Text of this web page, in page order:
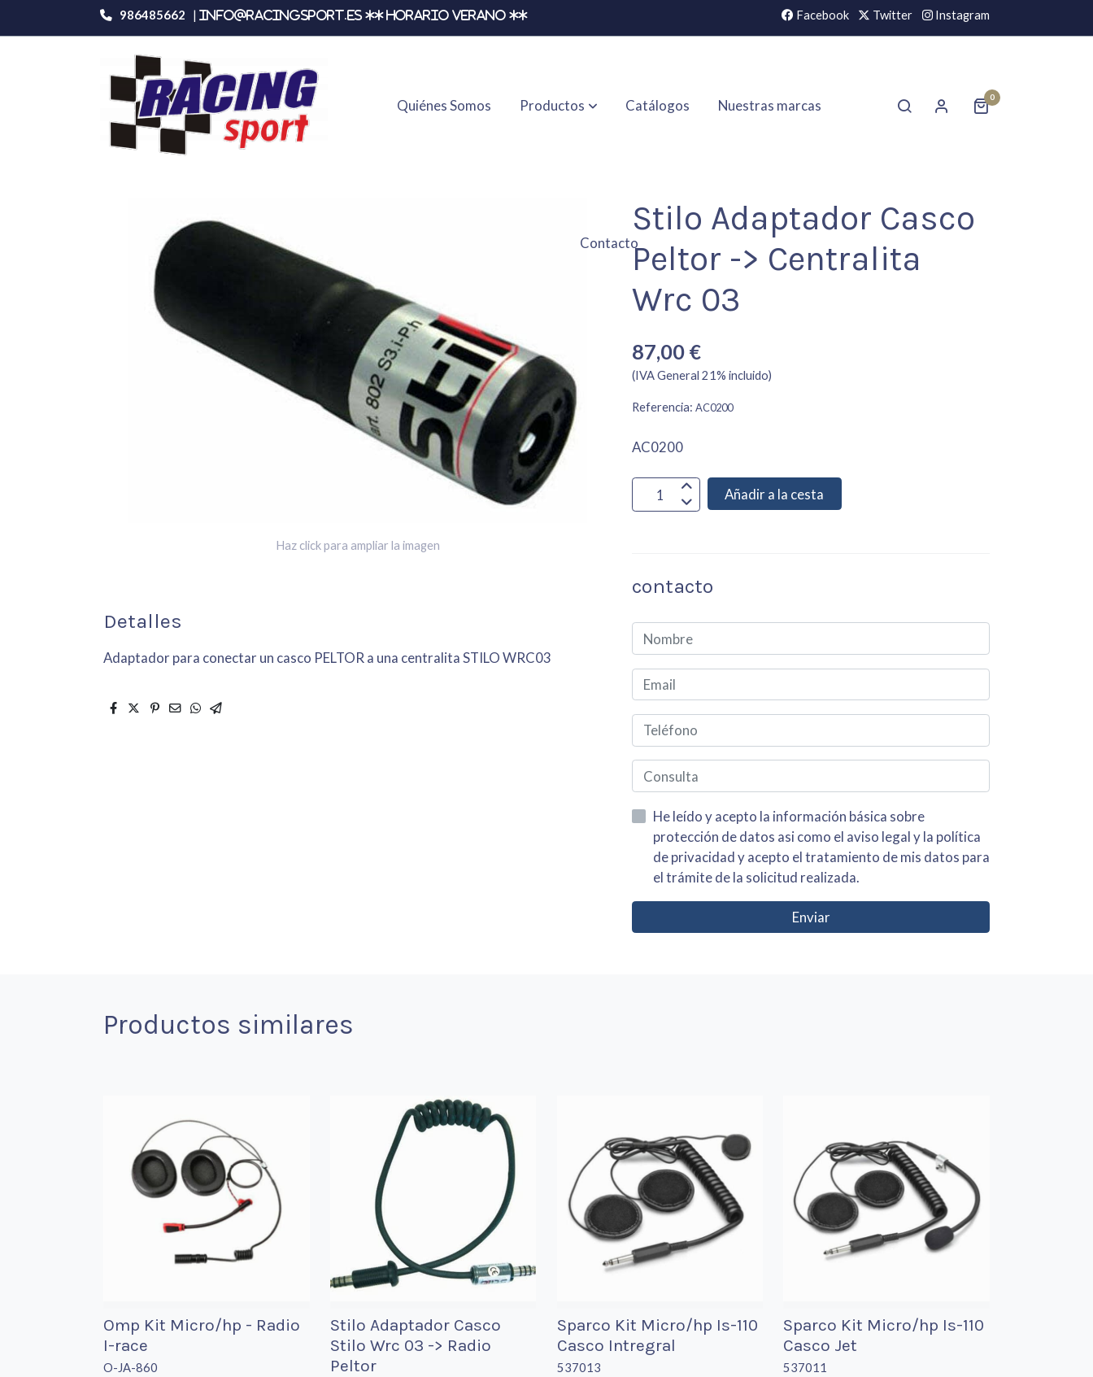
986485662 | info@racingsport.es ** HORARIO VERANO ** Facebook Twitter Instagram
Quiénes Somos Productos Catálogos Nuestras marcas
Contacto
0
Productos Stilo Adaptador Casco Peltor -> Centralita Wrc 03
Haz click para ampliar la imagen
Detalles
Adaptador para conectar un casco PELTOR a una centralita STILO WRC03
Stilo Adaptador Casco
Peltor -> Centralita
Wrc 03
87,00 €
(IVA General 21% incluido)
Referencia:AC0200
AC0200
Añadir a la cesta
contacto
He leído y acepto la información básica sobre
protección de datos asi como el aviso legal y la política
de privacidad y acepto el tratamiento de mis datos para
el trámite de la solicitud realizada.
Enviar
Productos similares
Omp Kit Micro/hp - Radio
I-race
O-JA-860
Stilo Adaptador Casco
Stilo Wrc 03 -> Radio
Peltor
Sparco Kit Micro/hp Is-110
Casco Intregral
537013
Sparco Kit Micro/hp Is-110
Casco Jet
537011